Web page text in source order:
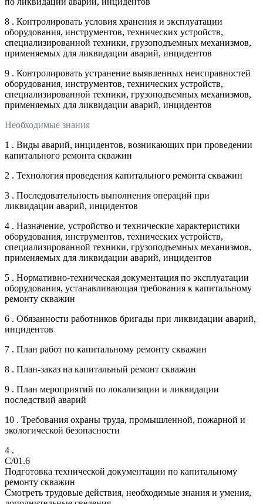
8 . Контролировать условия хранения и эксплуатации
оборудования, инструментов, технических устройств,
специализированной техники, грузоподъемных механизмов,
применяемых для ликвидации аварий, инцидентов
9 . Контролировать устранение выявленных неисправностей
оборудования, инструментов, технических устройств,
специализированной техники, грузоподъемных механизмов,
применяемых для ликвидации аварий, инцидентов
Необходимые знания
1 . Виды аварий, инцидентов, возникающих при проведении
капитального ремонта скважин
2 . Технология проведения капитального ремонта скважин
3 . Последовательность выполнения операций при
ликвидации аварий, инцидентов
4 . Назначение, устройство и технические характеристики
оборудования, инструментов, технических устройств,
специализированной техники, грузоподъемных механизмов,
применяемых для ликвидации аварий, инцидентов
5 . Нормативно-техническая документация по эксплуатации
оборудования, устанавливающая требования к капитальному
ремонту скважин
6 . Обязанности работников бригады при ликвидации аварий,
инцидентов
7 . План работ по капитальному ремонту скважин
8 . План-заказ на капитальный ремонт скважин
9 . План мероприятий по локализации и ликвидации
последствий аварий
10 . Требования охраны труда, промышленной, пожарной и
экологической безопасности
4 .
C/01.6
Подготовка технической документации по капитальному
ремонту скважин
Смотреть трудовые действия, необходимые знания и умения,